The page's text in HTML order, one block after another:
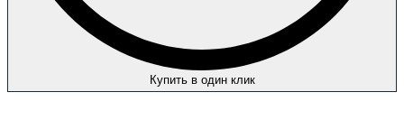
Купить в один клик